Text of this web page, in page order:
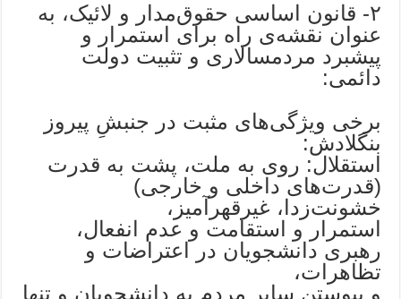
۲- قانون اساسی حقوق‌مدار و لائیک، به
عنوان نقشه‌ی راه برای استمرار و
پیشبرد مردمسالاری و تثبیت دولت
دائمی:
برخی ویژگی‌های مثبت در جنبشِ پیروز
بنگلادش:
استقلال: روی به ملت، پشت به قدرت
(قدرت‌های داخلی و خارجی)
خشونت‌زدا، غیرقهر‌آمیز،
استمرار و استقامت و عدم انفعال،
رهبری دانشجویان در اعتراضات و
تظاهرات،
و پیوستن سایر مردم به دانشجویان و تنها